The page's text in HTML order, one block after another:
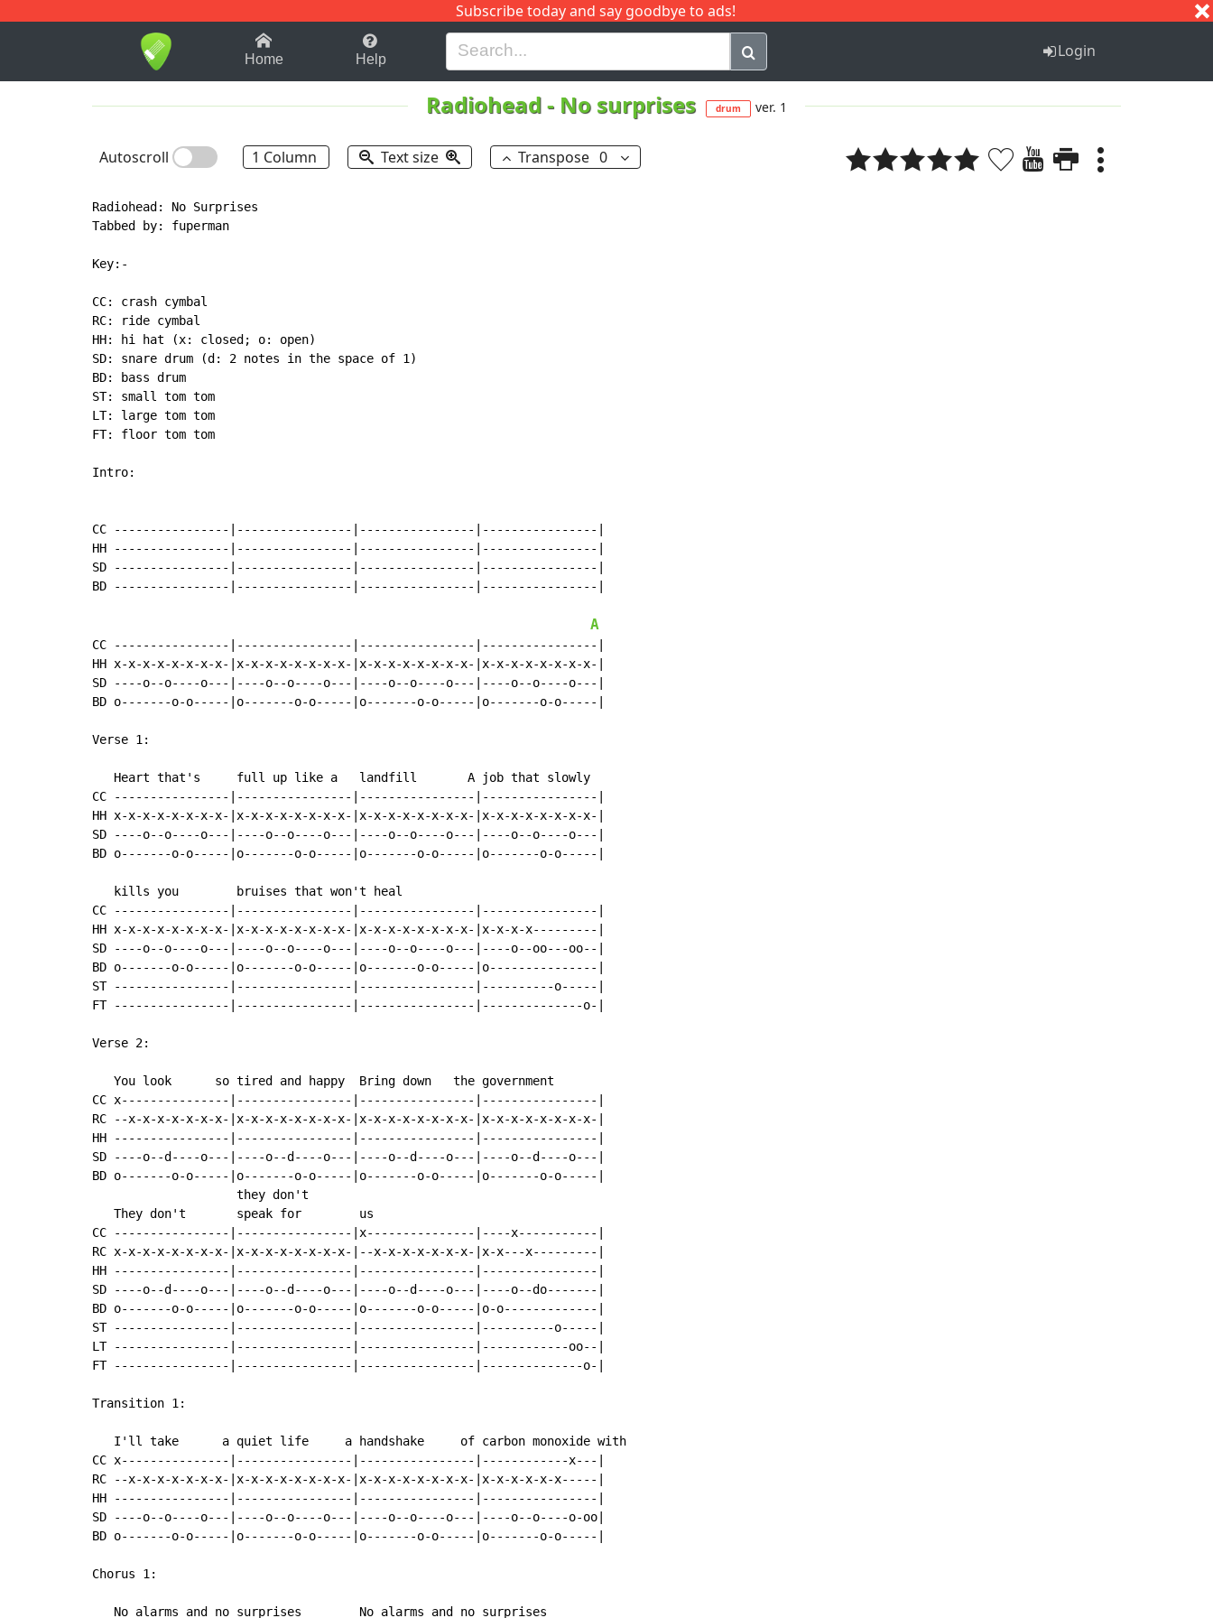
Subscribe today and say goodbye to ads!
1-9 B H I J Q
Home Help Login
Radiohead- No surprises drum ver. 1
Autoscroll 1 Column Text size Transpose 0
Radiohead: No Surprises
Tabbed by: fuperman
Key:-
CC: crash cymbal
RC: ride cymbal
HH: hi hat (x: closed; o: open)
SD: snare drum (d: 2 notes in the space of 1)
BD: bass drum
ST: small tom tom
LT: large tom tom
FT: floor tom tom
Intro:
CC ----------------|----------------|----------------|----------------|
HH ----------------|----------------|----------------|----------------|
SD ----------------|----------------|----------------|----------------|
BD ----------------|----------------|----------------|----------------|
A
CC ----------------|----------------|----------------|----------------|
HH x-x-x-x-x-x-x-x-|x-x-x-x-x-x-x-x-|x-x-x-x-x-x-x-x-|x-x-x-x-x-x-x-x-|
SD ----o--o----o---|----o--o----o---|----o--o----o---|----o--o----o---|
BD o-------o-o-----|o-------o-o-----|o-------o-o-----|o-------o-o-----|
Verse 1:
   Heart that's     full up like a   landfill       A job that slowly
CC ----------------|----------------|----------------|----------------|
HH x-x-x-x-x-x-x-x-|x-x-x-x-x-x-x-x-|x-x-x-x-x-x-x-x-|x-x-x-x-x-x-x-x-|
SD ----o--o----o---|----o--o----o---|----o--o----o---|----o--o----o---|
BD o-------o-o-----|o-------o-o-----|o-------o-o-----|o-------o-o-----|
   kills you        bruises that won't heal
CC ----------------|----------------|----------------|----------------|
HH x-x-x-x-x-x-x-x-|x-x-x-x-x-x-x-x-|x-x-x-x-x-x-x-x-|x-x-x-x---------|
SD ----o--o----o---|----o--o----o---|----o--o----o---|----o--oo---oo--|
BD o-------o-o-----|o-------o-o-----|o-------o-o-----|o---------------|
ST ----------------|----------------|----------------|----------o-----|
FT ----------------|----------------|----------------|--------------o-|
Verse 2:
   You look      so tired and happy  Bring down   the government
CC x---------------|----------------|----------------|----------------|
RC --x-x-x-x-x-x-x-|x-x-x-x-x-x-x-x-|x-x-x-x-x-x-x-x-|x-x-x-x-x-x-x-x-|
HH ----------------|----------------|----------------|----------------|
SD ----o--d----o---|----o--d----o---|----o--d----o---|----o--d----o---|
BD o-------o-o-----|o-------o-o-----|o-------o-o-----|o-------o-o-----|
                    they don't
   They don't       speak for        us
CC ----------------|----------------|x---------------|----x-----------|
RC x-x-x-x-x-x-x-x-|x-x-x-x-x-x-x-x-|--x-x-x-x-x-x-x-|x-x---x---------|
HH ----------------|----------------|----------------|----------------|
SD ----o--d----o---|----o--d----o---|----o--d----o---|----o--do-------|
BD o-------o-o-----|o-------o-o-----|o-------o-o-----|o-o-------------|
ST ----------------|----------------|----------------|----------o-----|
LT ----------------|----------------|----------------|------------oo--|
FT ----------------|----------------|----------------|--------------o-|
Transition 1:
   I'll take      a quiet life     a handshake     of carbon monoxide with
CC x---------------|----------------|----------------|------------x---|
RC --x-x-x-x-x-x-x-|x-x-x-x-x-x-x-x-|x-x-x-x-x-x-x-x-|x-x-x-x-x-x-----|
HH ----------------|----------------|----------------|----------------|
SD ----o--o----o---|----o--o----o---|----o--o----o---|----o--o----o-oo|
BD o-------o-o-----|o-------o-o-----|o-------o-o-----|o-------o-o-----|
Chorus 1:
   No alarms and no surprises        No alarms and no surprises